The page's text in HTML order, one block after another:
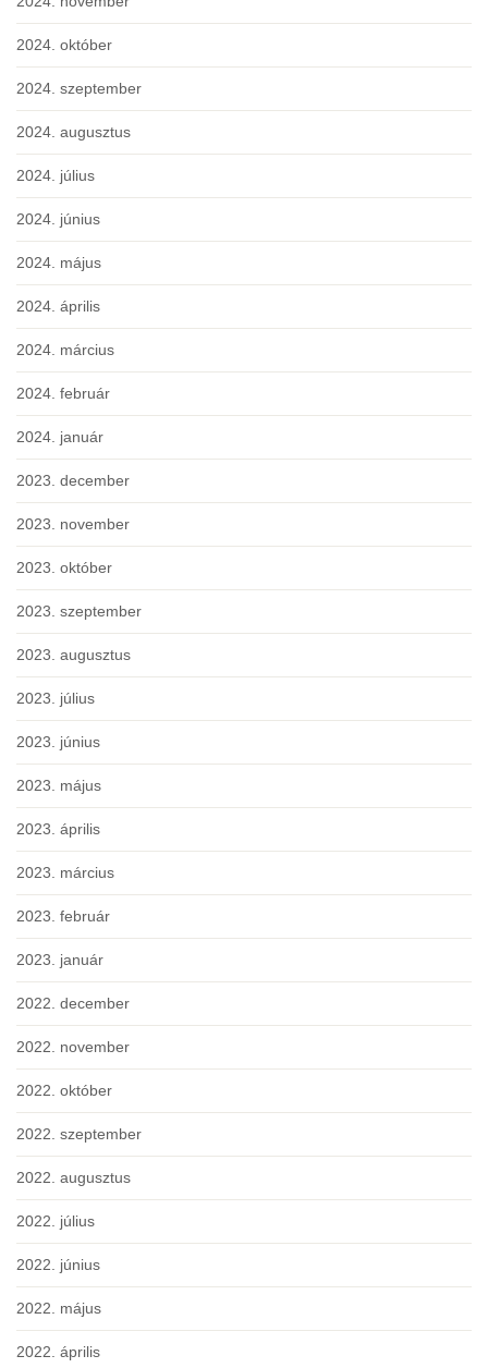
2024. október
2024. szeptember
2024. augusztus
2024. július
2024. június
2024. május
2024. április
2024. március
2024. február
2024. január
2023. december
2023. november
2023. október
2023. szeptember
2023. augusztus
2023. július
2023. június
2023. május
2023. április
2023. március
2023. február
2023. január
2022. december
2022. november
2022. október
2022. szeptember
2022. augusztus
2022. július
2022. június
2022. május
2022. április